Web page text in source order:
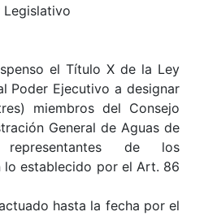
Legislativo
el Título X de la Ley
Poder Ejecutivo a designar
miembros del Consejo
General de Aguas de
de los
lo establecido por el Art. 86
hasta la fecha por el